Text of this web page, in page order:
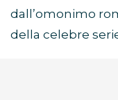
dall’omonimo
della celebre